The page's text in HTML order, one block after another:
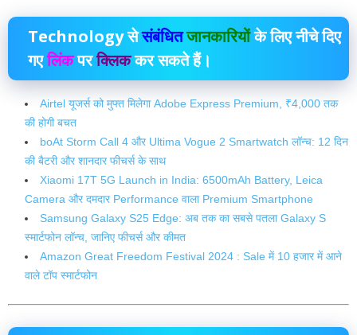
Technologyसेसंबंधितजानकारियोंके लिए नीचे दिए
गएलिंकपरक्लिककर सकते हैं।
Airtel यूजर्स को मुफ्त मिलेगा Adobe Express Premium, ₹4,000 तक
की होगी बचत
boAt Storm Call 4 और Ultima Vogue 2 Smartwatch लॉन्च: 12 दिन
की बैटरी और शानदार फीचर्स के साथ
Xiaomi 17T 5G Launch in India: 6500mAh Battery, Leica
Camera और दमदार Performance वाला Premium Smartphone
Samsung Galaxy S25 Edge: अब तक का सबसे पतला Galaxy S
स्मार्टफोन लॉन्च, जानिए फीचर्स और कीमत
Amazon Great Freedom Festival 2024 : Sale में 10 हजार में आने
वाले टॉप स्मार्टफोन